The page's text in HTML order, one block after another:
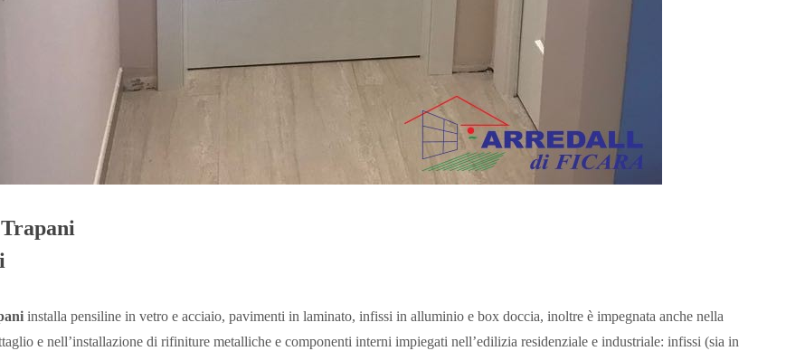
installa pensiline in vetro e acciaio, pavimenti in laminato, infissi in alluminio e box doccia, inoltre è impegnata anche nella
e nell’installazione di rifiniture metalliche e componenti interni impiegati nell’edilizia residenziale e industriale: infissi (sia in